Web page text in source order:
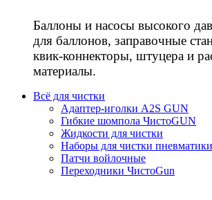
Баллоны и насосы высокого
для баллонов, заправочные
квик-коннекторы, штуцера и
материалы.
Всё для чистки
Адаптер-иголки A2S GUN
Гибкие шомпола ЧистоGUN
Жидкости для чистки
Наборы для чистки пневматики
Патчи войлочные
Переходники ЧистоGun